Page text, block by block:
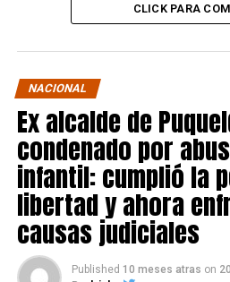
CLICK PARA
NACIONAL
Ex alcalde de
condenado por
infantil: cumplió la
libertad y ahora
causas judiciales
Published 10 meses atras on